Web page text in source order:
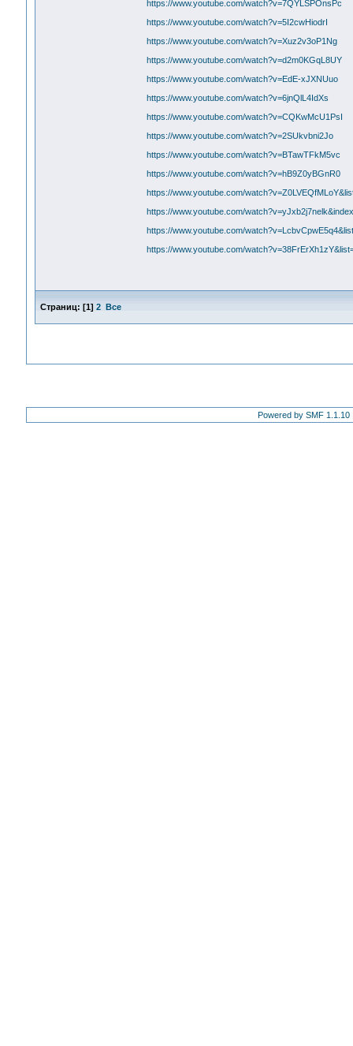
https://www.youtube.com/watch?v=7QYLSPOnsPc
https://www.youtube.com/watch?v=5I2cwHiodrI
https://www.youtube.com/watch?v=Xuz2v3oP1Ng
https://www.youtube.com/watch?v=d2m0KGqL8UY
https://www.youtube.com/watch?v=EdE-xJXNUuo
https://www.youtube.com/watch?v=6jnQlL4IdXs
https://www.youtube.com/watch?v=CQKwMcU1PsI
https://www.youtube.com/watch?v=2SUkvbni2Jo
https://www.youtube.com/watch?v=BTawTFkM5vc
https://www.youtube.com/watch?v=hB9Z0yBGnR0
https://www.youtube.com/
https://www.youtube.com/
https://www.youtube.com/
https://www.youtube.com/
Страниц: [1] 2 Все
Powered by SMF 1.1.10